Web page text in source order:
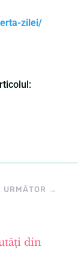
zilei/
→
din